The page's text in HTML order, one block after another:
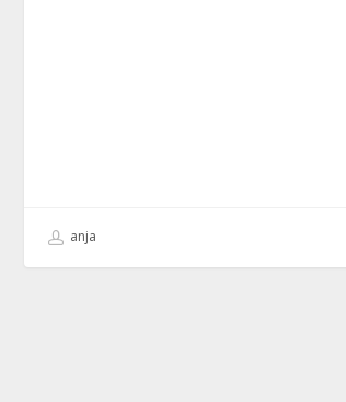
anja